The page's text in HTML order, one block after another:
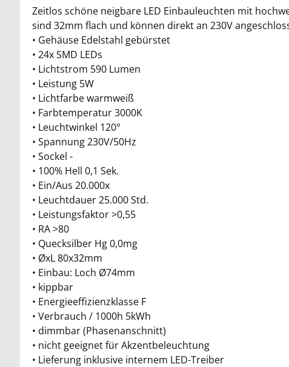
Zeitlos schöne neigbare LED Einbauleuchten mit
sind 32mm flach und können direkt an 230V
• Gehäuse Edelstahl gebürstet
• 24x SMD LEDs
• Lichtstrom 590 Lumen
• Leistung 5W
• Lichtfarbe warmweiß
• Farbtemperatur 3000K
• Leuchtwinkel 120°
• Spannung 230V/50Hz
• Sockel -
• 100% Hell 0,1 Sek.
• Ein/Aus 20.000x
• Leuchtdauer 25.000 Std.
• Leistungsfaktor >0,55
• RA >80
• Quecksilber Hg 0,0mg
• ØxL 80x32mm
• Einbau: Loch Ø74mm
• kippbar
• Energieeffizienzklasse F
• Verbrauch / 1000h 5kWh
• dimmbar (Phasenanschnitt)
• nicht geeignet für Akzentbeleuchtung
• Lieferung inklusive internem LED-Treiber